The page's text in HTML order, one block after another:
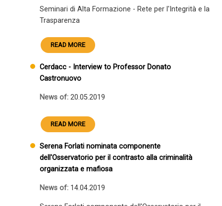
Seminari di Alta Formazione - Rete per l'Integrità e la
Trasparenza
READ MORE
Cerdacc - Interview to Professor Donato
Castronuovo
News of: 20.05.2019
READ MORE
Serena Forlati nominata componente
dell'Osservatorio per il contrasto alla criminalità
organizzata e mafiosa
News of: 14.04.2019